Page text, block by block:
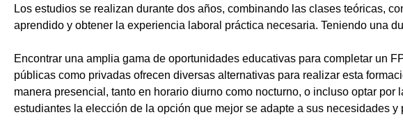
Los estudios se realizan durante dos años, combinando las clases teóricas,
aprendido y obtener la experiencia laboral práctica necesaria. Teniendo una
Encontrar una amplia gama de oportunidades educativas para completar un
públicas como privadas ofrecen diversas alternativas para realizar esta
manera presencial, tanto en horario diurno como nocturno, o incluso optar
estudiantes la elección de la opción que mejor se adapte a sus necesidades y